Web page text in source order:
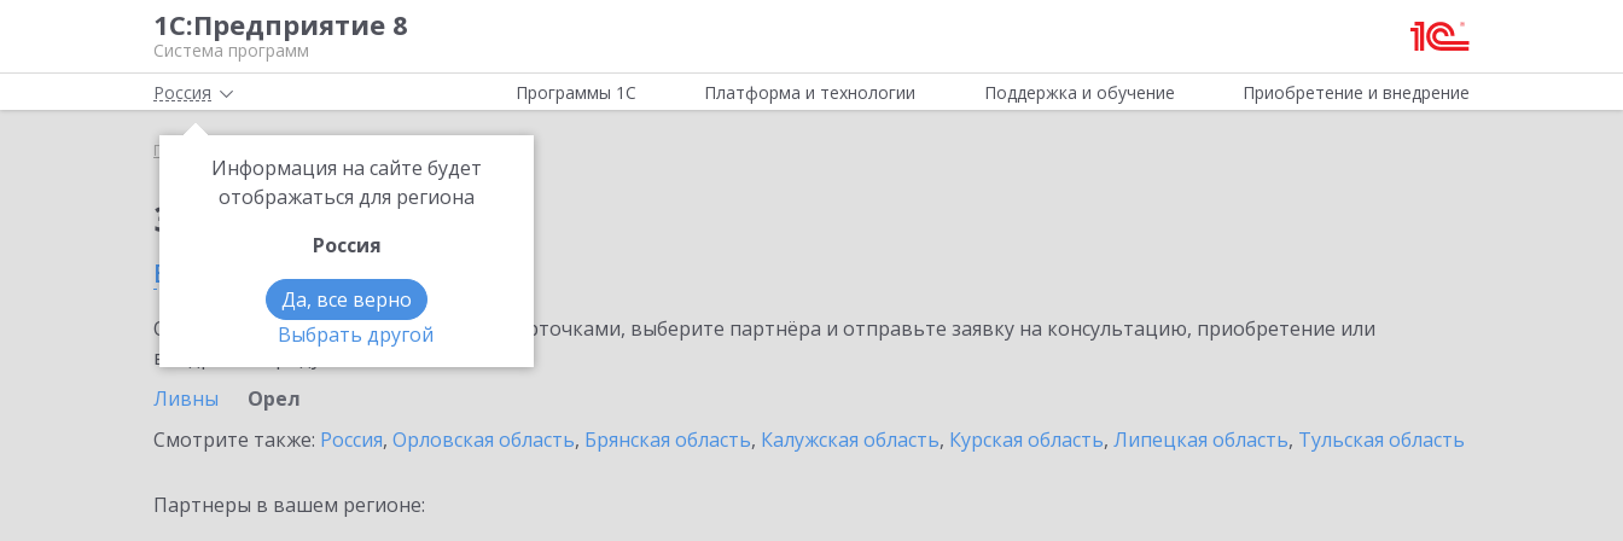
1С:Предприятие 8
Система программ
Россия
Информация на сайте будет
отображаться для региона
Россия
Да, все верно
Выбрать другой
Программы 1С Платформа и технологии Поддержка и обучение Приобретение и внедрение
Главная
Заказать 1C-UMI
в Орле
Ознакомьтесь с информационными карточками, выберите партнёра и отправьте заявку на консультацию, приобретение или
внедрение продукта.
Ливны
Орел
Смотрите также: Россия, Орловская область, Брянская область, Калужская область, Курская область, Липецкая область, Тульская область
Партнеры в вашем регионе: